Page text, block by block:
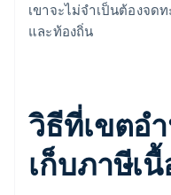
เขาจะไม่จำเป็นต้องจด
และท้องถิ่น
วิธีที่เขตอํ
เก็บภาษีเ